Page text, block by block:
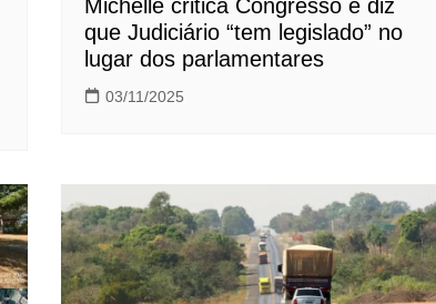
Michelle critica Congresso e diz
que Judiciário “tem legislado” no
lugar dos parlamentares
03/11/2025